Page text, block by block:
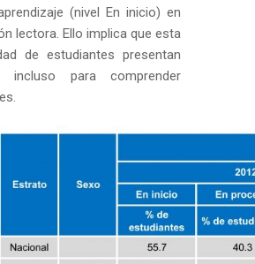
(nivel En inicio) en
lectora. Ello implica que esta
de estudiantes presentan
incluso para comprender